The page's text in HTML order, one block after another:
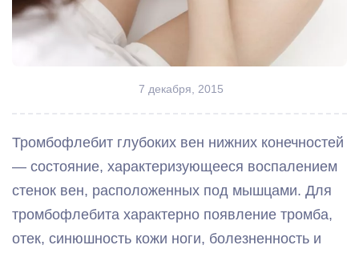
7 декабря, 2015
Тромбофлебит глубоких вен нижних конечностей
— состояние, характеризующееся воспалением
стенок вен, расположенных под мышцами. Для
тромбофлебита характерно появление тромба,
отек, синюшность кожи ноги, болезненность и